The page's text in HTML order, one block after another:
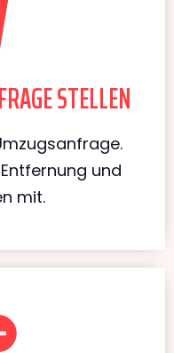
STELLEN
und
mit.